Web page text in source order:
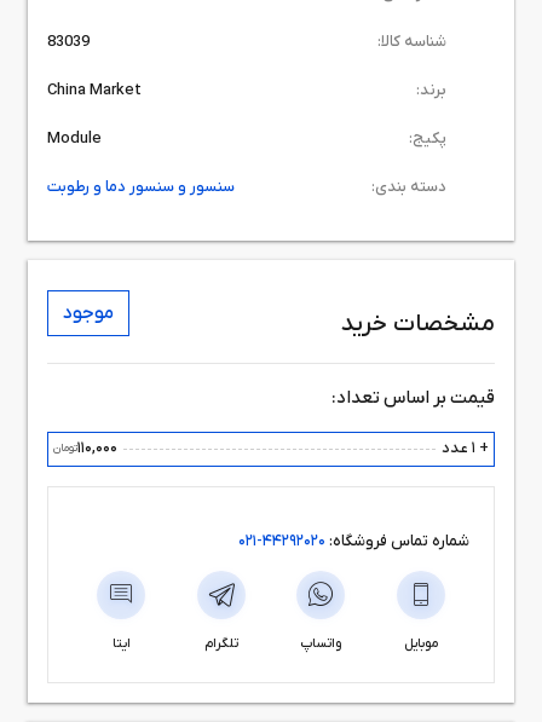
شناسه کالا: 83039
برند: China Market
پکیج: Module
دسته بندی: سنسور و سنسور دما و رطوبت
مشخصات خرید موجود
قیمت بر اساس تعداد:
+ 1 عدد 110,000تومان
شماره تماس فروشگاه: 44292020-021
موبایل واتساپ تلگرام ایتا